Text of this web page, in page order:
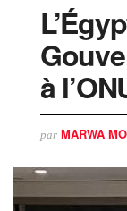
à
par MARWA